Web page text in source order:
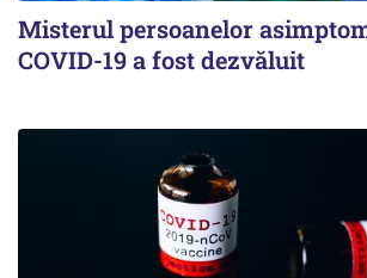
Misterul persoanelor
COVID-19 a fost dezvăluit